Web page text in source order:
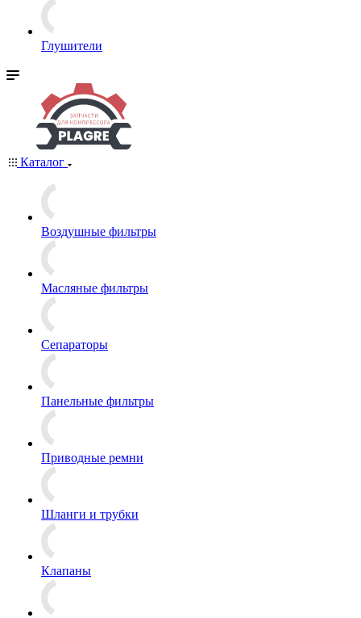
Глушители
Каталог
Воздушные фильтры
Масляные фильтры
Сепараторы
Панельные фильтры
Приводные ремни
Шланги и трубки
Клапаны